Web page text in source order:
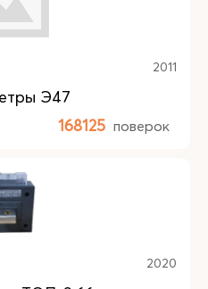
2011
Э47
168125 поверок
2020